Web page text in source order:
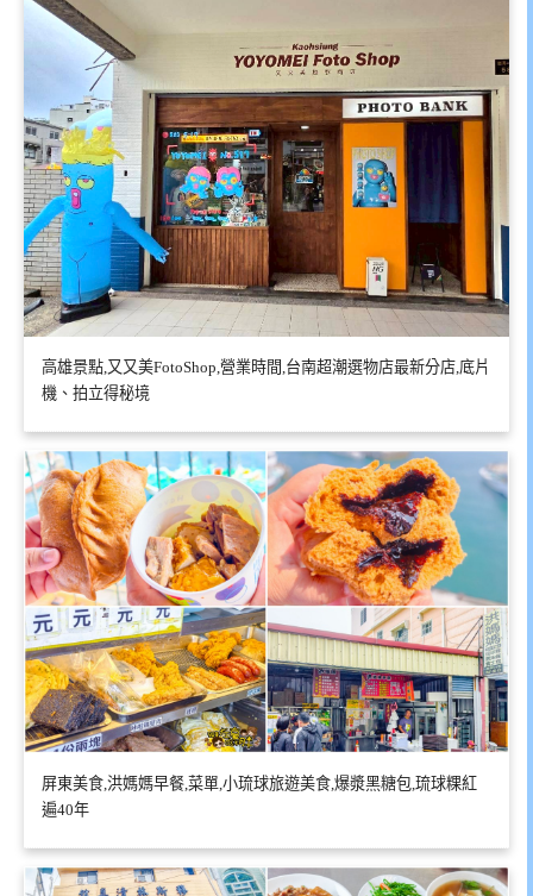
高雄景點,又又美FotoShop,營業時間,台南超潮選物店最新分店,底片
機、拍立得秘境
屏東美食,洪媽媽早餐,菜單,小琉球旅遊美食,爆漿黑糖包,琉球粿紅
遍40年